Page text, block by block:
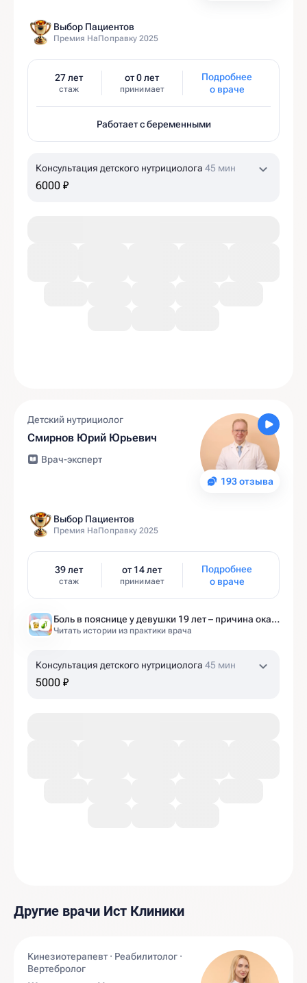
Выбор Пациентов
Премия НаПоправку 2025
27 лет
стаж
от 0 лет
принимает
Подробнее
о враче
Работает с беременными
Консультация детского нутрициолога 45 мин
6000 ₽
193 отзыва
Детский нутрициолог
Смирнов Юрий Юрьевич
Врач-эксперт
Выбор Пациентов
Премия НаПоправку 2025
39 лет
стаж
от 14 лет
принимает
Подробнее
о враче
Боль в пояснице у девушки 19 лет – причина оказалась в желчном пузыре
Читать истории из практики врача
Консультация детского нутрициолога 45 мин
5000 ₽
Другие врачи Ист Клиники
Кинезиотерапевт · Реабилитолог ·
Вертебролог